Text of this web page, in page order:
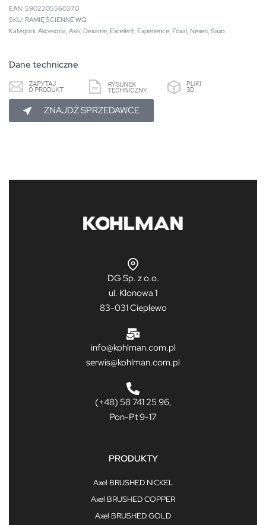
EAN: 5902205560370
RAMIĘ ŚCIENNE WQ
Kategorii: Akcesoria, Axis, Dexame, Excelent, Experience, Foxal, Nexen, Saxo
Dane techniczne
ZNAJDŹ SPRZEDAWCE
DG Sp. z o.o.
ul. Klonowa 1
83-031 Cieplewo
info@kohlman.com.pl
serwis@kohlman.com.pl
(+48) 58 741 25 96,
Pon-Pt 9-17
PRODUKTY
Axel BRUSHED NICKEL
Axel BRUSHED COPPER
Axel BRUSHED GOLD